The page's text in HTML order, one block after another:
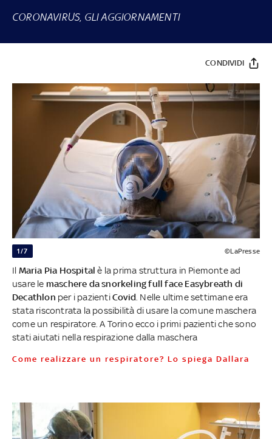
CORONAVIRUS, GLI AGGIORNAMENTI
CONDIVIDI
1/7 ©LaPresse
Il Maria Pia Hospital è la prima struttura in Piemonte ad
usare le maschere da snorkeling full face Easybreath di
Decathlon per i pazientiCovid . Nelle ultime settimane era
stata riscontrata la possibilità di usare la comune maschera
come un respiratore. A Torino ecco i primi pazienti che sono
stati aiutati nella respirazione dalla maschera
Come realizzare un respiratore? Lo spiega Dallara